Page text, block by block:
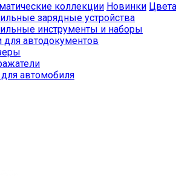
коллекции Новинки Цвета
зарядные устройства
инструменты и наборы
автодокументов
автомобиля